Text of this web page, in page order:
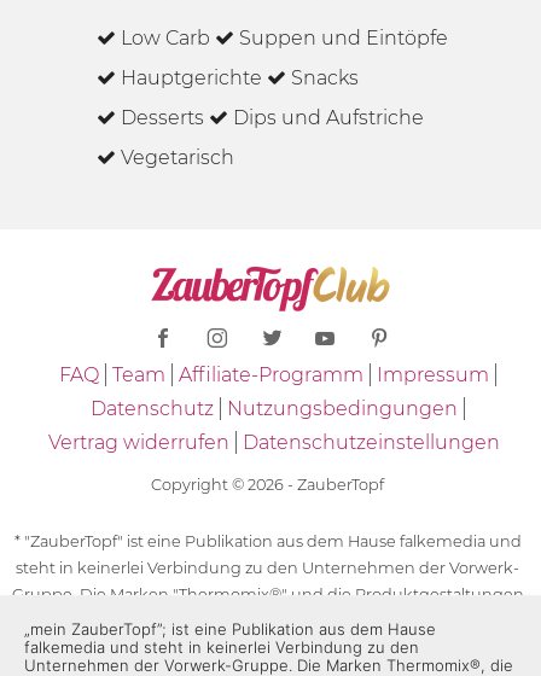
Low Carb
Suppen und Eintöpfe
Hauptgerichte
Snacks
Desserts
Dips und Aufstriche
Vegetarisch
FAQ Team Affiliate-Programm
Impressum
Datenschutz
Nutzungsbedingungen
Vertrag widerrufen
Datenschutzeinstellungen
Copyright © 2026 - ZauberTopf
* "ZauberTopf" ist eine Publikation aus dem Hause falkemedia und
steht in keinerlei Verbindung zu den Unternehmen der Vorwerk-
Gruppe. Die Marken "Thermomix®" und die Produktgestaltungen
des "Thermomix®" sind eingetragene Marken der Unternehmen
der Vorwerk-Gruppe. Die Marken Thermomix®, die Zeichen TM5®,
„mein ZauberTopf”; ist eine Publikation aus dem Hause
falkemedia und steht in keinerlei Verbindung zu den
Unternehmen der Vorwerk-Gruppe. Die Marken Thermomix®, die